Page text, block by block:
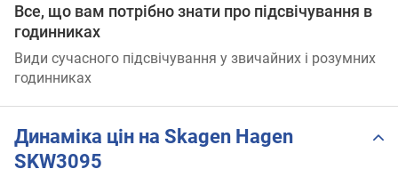
Все, що вам потрібно знати про підсвічування в
годинниках
Види сучасного підсвічування у звичайних і розумних
годинниках
Динаміка цін на Skagen Hagen
SKW3095